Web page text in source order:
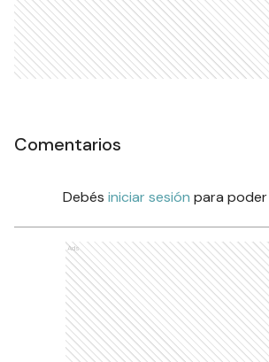
Comentarios
Debés iniciar sesión para
Ads